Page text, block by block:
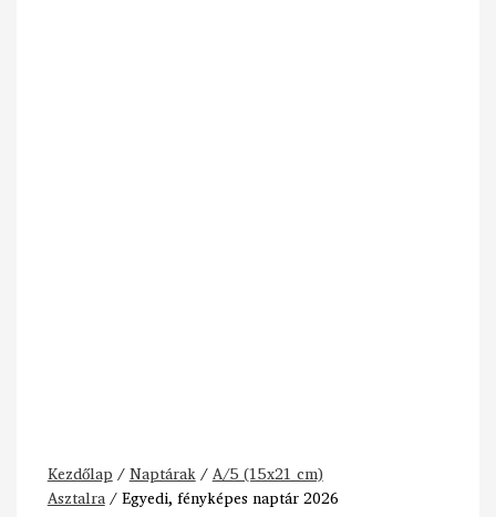
Kezdőlap /Naptárak/A/5 (15x21 cm)
Asztalra/ Egyedi, fényképes naptár 2026